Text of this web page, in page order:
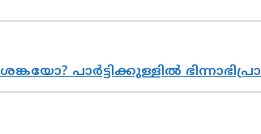
പാർട്ടിക്കുള്ളിൽ